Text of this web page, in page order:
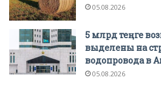
05.08.2026
5 млрд теңге
выделены на
водопровода в
05.08.2026